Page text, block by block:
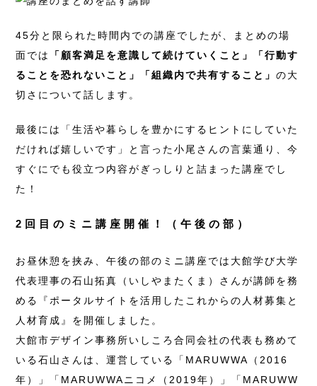
45分と限られた時間内での講座でしたが、まとめの場
面では
「顧客満足を意識して続けていくこと」「行動す
ることを恐れないこと」「組織内で共有すること」の大
切さについて話します。
最後には「生活や暮らしを豊かにするヒントにしていた
だければ嬉しいです」と言った小尾さんの言葉通り、今
すぐにでも役立つ内容がぎっしりと詰まった講座でし
た！
2回目のミニ講座開催！（午後の部）
お昼休憩を挟み、午後の部のミニ講座では大館学び大学
代表理事の石山拓真（いしやまたくま）さんが講師を務
める『ポータルサイトを活用したこれからの人材募集と
人材育成』を開催しました。
大館市デザイン事務所いしころ合同会社の代表も務めて
いる石山さんは、運営している「MARUWWA（2016
年）」「MARUWWAニコメ（2019年）」「MARUWW